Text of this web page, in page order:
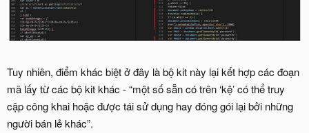
Tuy nhiên, điểm khác biệt ở đây là bộ kit này lại kết hợp các đoạn
mã lấy từ các bộ kit khác - “một số sẵn có trên ‘kệ’ có thể truy
cập công khai hoặc được tái sử dụng hay đóng gói lại bởi những
người bán lẻ khác”.